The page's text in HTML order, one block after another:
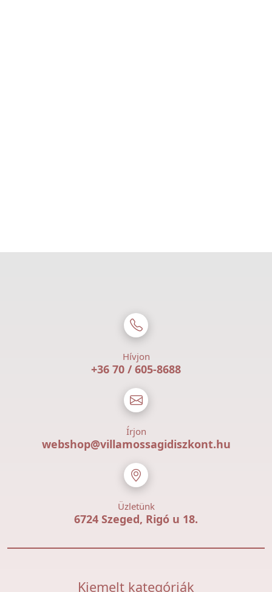
Hívjon
+36 70 / 605-8688
Írjon
webshop@villamossagidiszkont.hu
Üzletünk
6724 Szeged, Rigó u 18.
Kiemelt kategóriák